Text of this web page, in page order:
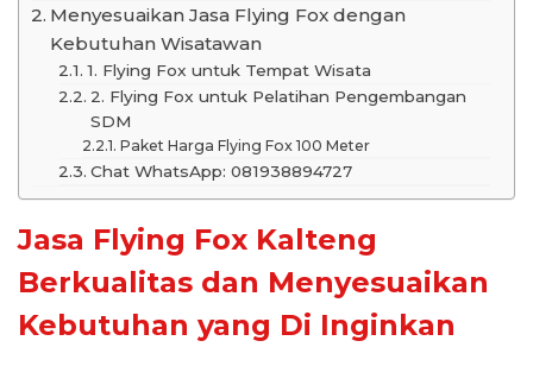
Menyesuaikan Jasa Flying Fox dengan
Kebutuhan Wisatawan
1. Flying Fox untuk Tempat Wisata
2. Flying Fox untuk Pelatihan Pengembangan
SDM
Paket Harga Flying Fox 100 Meter
Chat WhatsApp: 081938894727
Jasa Flying Fox Kalteng
Berkualitas dan Menyesuaikan
Kebutuhan yang Di Inginkan